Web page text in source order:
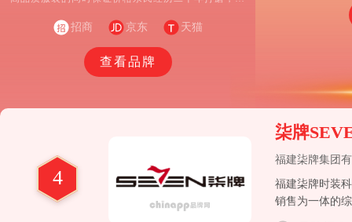
数量超1亿。
招商 京东 天猫
查看品牌
4
柒牌
福建柒牌集团
福建柒牌时装
销售为一体的